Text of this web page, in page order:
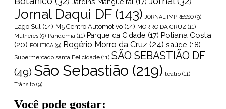
Jornal Daqui DF(143) JORNAL IMPRESSO (9)
Lago Sul (14) M5 Centro Automotivo (14) MORRO DA CRUZ (11)
Mulheres (9) Pandemia (11) Parque da Cidade (17) Poliana Costa
(20) POLITICA (9) Rogério Morro da Cruz (24) saúde (18)
Supermercado santa Felicidade (11) SÃO SEBASTIÃO DF
(49) São Sebastião (219) teatro (11)
Trânsito (9)
Você pode gostar: